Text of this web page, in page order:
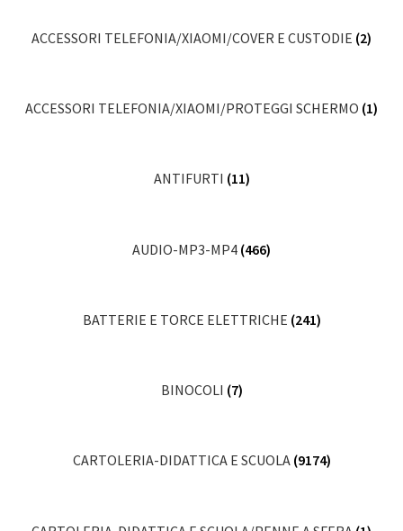
ACCESSORI TELEFONIA/XIAOMI/COVER E CUSTODIE (2)
ACCESSORI TELEFONIA/XIAOMI/PROTEGGI SCHERMO (1)
ANTIFURTI (11)
AUDIO-MP3-MP4 (466)
BATTERIE E TORCE ELETTRICHE (241)
BINOCOLI (7)
CARTOLERIA-DIDATTICA E SCUOLA (9174)